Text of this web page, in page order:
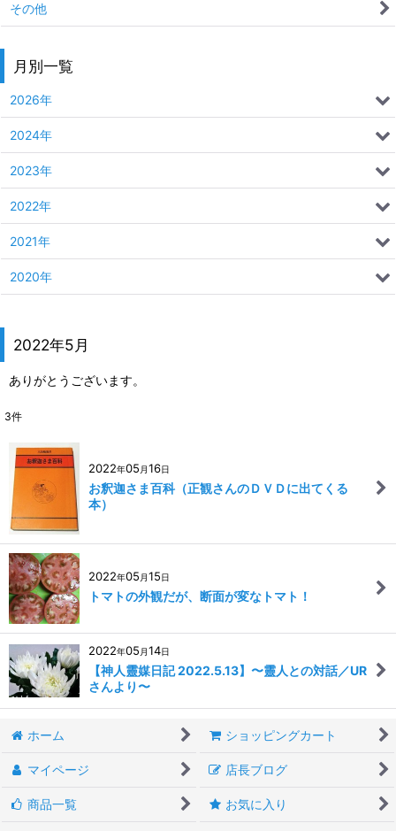
2022年5月
ありがとうございます。
3件
2022年05 月16日
お釈迦さま百科（正観さんのＤＶＤに出てくる
本）
2022年05 月15日
トマトの外観だが、断面が変なトマト！
2022年05 月14日
【神人靈媒日記 2022.5.13】〜靈人との対話／UR
さんより〜
その他
月別一覧
2026年
2024年
2023年
2022年
2021年
2020年
ホーム ショッピングカート
マイページ 店長ブログ
商品一覧 お気に入り